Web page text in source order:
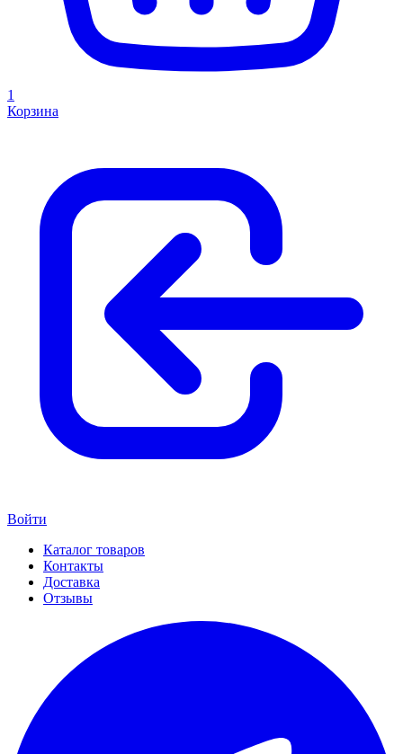
1
Корзина
Войти
Каталог товаров
Контакты
Доставка
Отзывы